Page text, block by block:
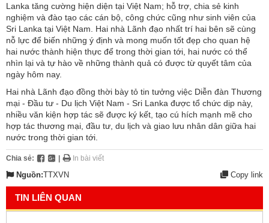
Lanka tăng cường hiện diện tại Việt Nam; hỗ trợ, chia sẻ kinh
nghiệm và đào tạo các cán bộ, công chức cũng như sinh viên của
Sri Lanka tại Việt Nam. Hai nhà Lãnh đạo nhất trí hai bên sẽ cùng
nỗ lực để biến những ý định và mong muốn tốt đẹp cho quan hệ
hai nước thành hiện thực để trong thời gian tới, hai nước có thể
nhìn lại và tự hào về những thành quả có được từ quyết tâm của
ngày hôm nay.
Hai nhà Lãnh đạo đồng thời bày tỏ tin tưởng việc Diễn đàn Thương
mại - Đầu tư - Du lịch Việt Nam - Sri Lanka được tổ chức dịp này,
nhiều văn kiện hợp tác sẽ được ký kết, tạo cú hích mạnh mẽ cho
hợp tác thương mại, đầu tư, du lịch và giao lưu nhân dân giữa hai
nước trong thời gian tới.
Chia sẻ: | In bài viết
Nguồn:TTXVN Copy link
TIN LIÊN QUAN